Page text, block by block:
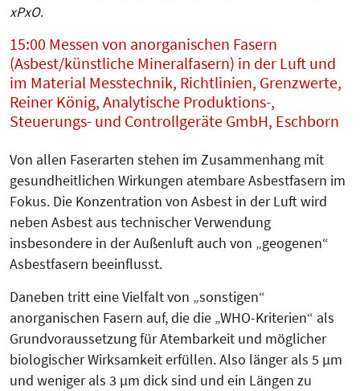
xPxO.
15:00 Messen von anorganischen Fasern
(Asbest/künstliche Mineralfasern) in der Luft und
im Material Messtechnik, Richtlinien, Grenzwerte,
Reiner König, Analytische Produktions-,
Steuerungs- und Controllgeräte GmbH, Eschborn
Von allen Faserarten stehen im Zusammenhang mit
gesundheitlichen Wirkungen atembare Asbestfasern im
Fokus. Die Konzentration von Asbest in der Luft wird
neben Asbest aus technischer Verwendung
insbesondere in der Außenluft auch von „geogenen“
Asbestfasern beeinflusst.
Daneben tritt eine Vielfalt von „sonstigen“
anorganischen Fasern auf, die die „WHO-Kriterien“ als
Grundvoraussetzung für Atembarkeit und möglicher
biologischer Wirksamkeit erfüllen. Also länger als 5 µm
und weniger als 3 µm dick sind und ein Längen zu